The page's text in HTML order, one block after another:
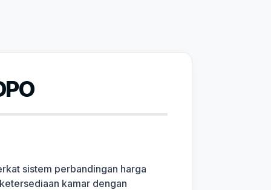
sistem perbandingan harga
kamar dengan